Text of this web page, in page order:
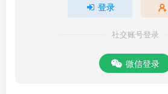
登录
社交账号登录
微信登录